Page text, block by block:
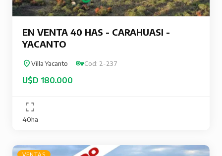
EN VENTA 40 HAS - CARAHUASI -
YACANTO
Villa Yacanto Cod: 2-237
U$D 180.000
40ha
VENTAS